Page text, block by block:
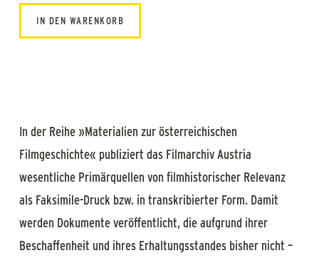
IN DEN WARENKORB
In der Reihe »Materialien zur österreichischen
Filmgeschichte« publiziert das Filmarchiv Austria
wesentliche Primärquellen von filmhistorischer Relevanz
als Faksimile-Druck bzw. in transkribierter Form. Damit
werden Dokumente veröffentlicht, die aufgrund ihrer
Beschaffenheit und ihres Erhaltungsstandes bisher nicht –